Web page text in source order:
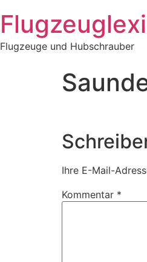
Inhalt
springen
Flugzeuge und Hubschrauber
Ihre E-Mail-
Kommentar *